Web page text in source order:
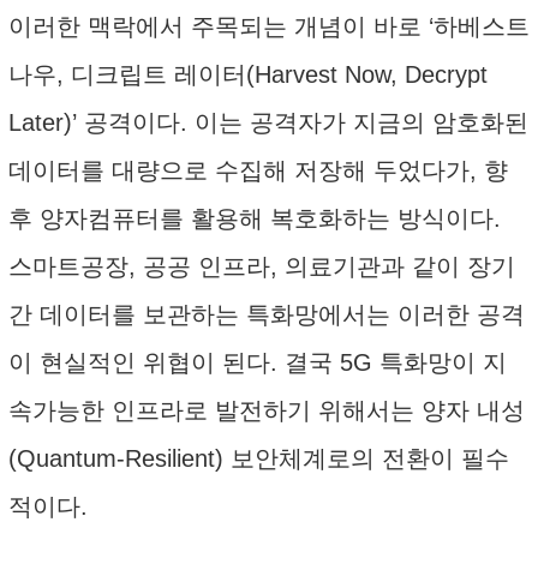
이러한 맥락에서 주목되는 개념이 바로 ‘하베스트
나우, 디크립트 레이터(Harvest Now, Decrypt
Later)’ 공격이다. 이는 공격자가 지금의 암호화된
데이터를 대량으로 수집해 저장해 두었다가, 향
후 양자컴퓨터를 활용해 복호화하는 방식이다.
스마트공장, 공공 인프라, 의료기관과 같이 장기
간 데이터를 보관하는 특화망에서는 이러한 공격
이 현실적인 위협이 된다. 결국 5G 특화망이 지
속가능한 인프라로 발전하기 위해서는 양자 내성
(Quantum-Resilient) 보안체계로의 전환이 필수
적이다.